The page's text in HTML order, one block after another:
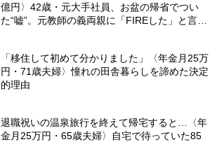
億円〉42歳・元大手社員、お盆の帰省でつい
た“嘘”。元教師の義両親に「FIREした」と言え
「移住して初めて分かりました」〈年金月25万
円・71歳夫婦〉憧れの田舎暮らしを諦めた決定
的理由
退職祝いの温泉旅行を終えて帰宅すると…〈年
金月25万円・65歳夫婦〉自宅で待っていた85